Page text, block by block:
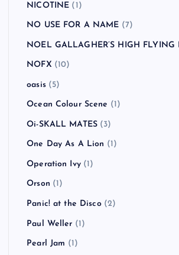
NICOTINE (1)
NO USE FOR A NAME (7)
NOEL GALLAGHER’S HIGH FLYING
NOFX (10)
oasis(5)
Ocean Colour Scene (1)
Oi-SKALL MATES (3)
One Day As A Lion (1)
Operation Ivy(1)
Orson (1)
Panic! at the Disco(2)
Paul Weller (1)
Pearl Jam (1)